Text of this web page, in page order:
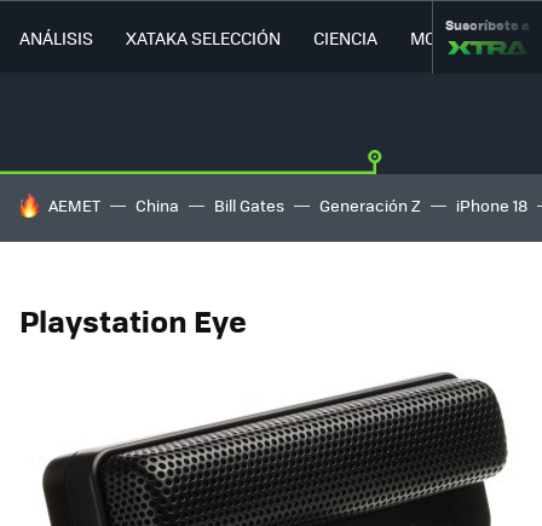
ANÁLISIS XATAKA SELECCIÓN CIENCIA MOVILIDAD
Suscríbete a
HOY SE HABLA DE
AEMET China Bill Gates Generación Z iPhone 18
Playstation Eye